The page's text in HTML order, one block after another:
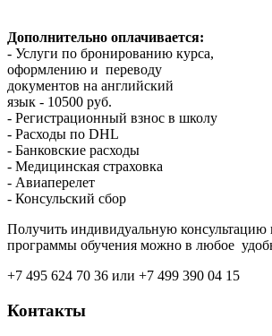
Дополнительно оплачивается:
- Услуги по бронированию курса,
оформлению и переводу
документов на английский
язык - 10500 руб.
- Регистрационный взнос в школу
- Расходы по DHL
- Банковские расходы
- Медицинская страховка
- Авиаперелет
- Консульский сбор
Получить индивидуальную консультацию
программы обучения можно в любое
+7 495 624 70 36 или +7 499 390 04 15
Контакты